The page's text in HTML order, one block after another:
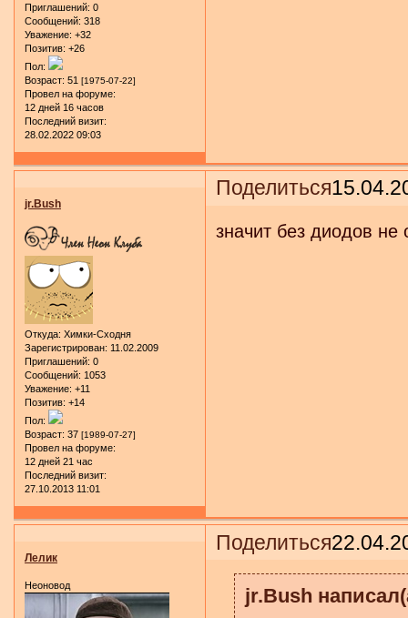
Приглашений: 0
Сообщений: 318
Уважение: +32
Позитив: +26
Пол:
Возраст: 51 [1975-07-22]
Провел на форуме:
12 дней 16 часов
Последний визит:
28.02.2022 09:03
Поделиться
jr.Bush
Откуда: Химки-Сходня
Зарегистрирован: 11.02.2009
Приглашений: 0
Сообщений: 1053
Уважение: +11
Позитив: +14
Пол:
Возраст: 37 [1989-07-27]
Провел на форуме:
12 дней 21 час
Последний визит:
27.10.2013 11:01
значит без диодов не
Поделиться
Лелик
Неоновод jr.Bush